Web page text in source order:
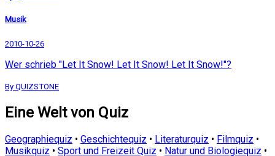
Musik
2010-10-26
Wer schrieb "Let It Snow! Let It Snow! Let It Snow!"?
By QUIZSTONE
Eine Welt von Quiz
Geographiequiz • Geschichtequiz • Literaturquiz • Filmquiz •
Musikquiz • Sport und Freizeit Quiz • Natur und Biologiequiz •